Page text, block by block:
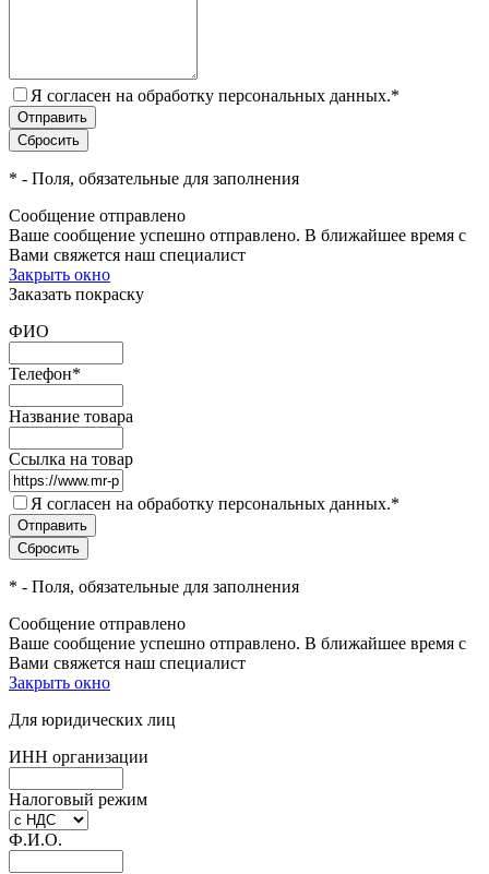
Я согласен на обработку персональных данных.*
* - Поля, обязательные для заполнения
Сообщение отправлено
Ваше сообщение успешно отправлено. В ближайшее время с
Вами свяжется наш специалист
Закрыть окно
Заказать покраску
ФИО
Телефон*
Название товара
Ссылка на товар
Я согласен на обработку персональных данных.*
* - Поля, обязательные для заполнения
Сообщение отправлено
Ваше сообщение успешно отправлено. В ближайшее время с
Вами свяжется наш специалист
Закрыть окно
Для юридических лиц
ИНН организации
Налоговый режим
Ф.И.О.